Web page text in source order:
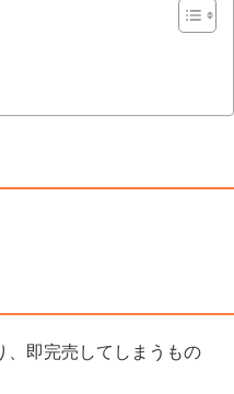
、即完売してしまうもの